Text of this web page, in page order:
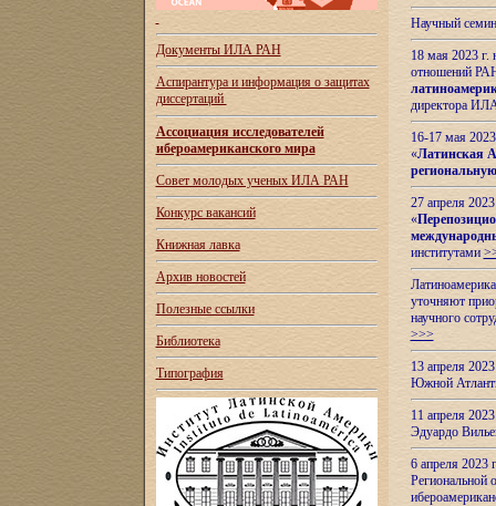
Документы ИЛА РАН
Аспирантура и информация о защитах
диссертаций
Ассоциация исследователей
ибероамериканского мира
Совет молодых ученых ИЛА РАН
Конкурс вакансий
Книжная лавка
Архив новостей
Полезные ссылки
Библиотека
Типография
Научный
18 мая 2023
отношений
директора
16-17 мая
«Латинская
27 апреля
«
институтами
уточняют
научного
>>>
13 апреля
Южной
11 апреля
Эдуардо
6 апреля
Региональной